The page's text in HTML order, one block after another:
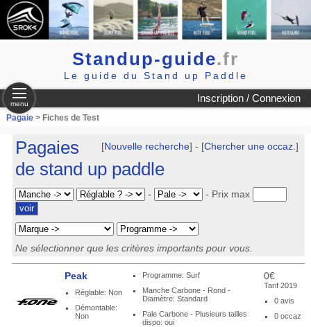
Standup-guide.fr
Le guide du Stand up Paddle
Inscription / Connexion
menu
Pagaie> Fiches de Test
[Nouvelle recherche] - [Chercher une occaz.]
Pagaies
de stand up paddle
- - Prix max
Ne sélectionner que les critères importants pour vous.
Peak
Réglable: Non
Démontable:
Non
Programme: Surf
Manche Carbone - Rond -
Diamètre: Standard
Pale Carbone - Plusieurs tailles
dispo: oui
0€
Tarif 2019
0 avis
0 occaz